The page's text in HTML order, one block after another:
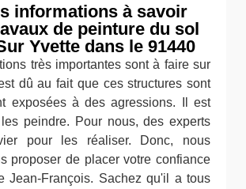
informations à savoir
de peinture du sol
Yvette dans le 91440
très importantes sont à faire sur
dû au fait que ces structures sont
exposées à des agressions. Il est
peindre. Pour nous, des experts
pour les réaliser. Donc, nous
proposer de placer votre confiance
Jean-François. Sachez qu'il a tous